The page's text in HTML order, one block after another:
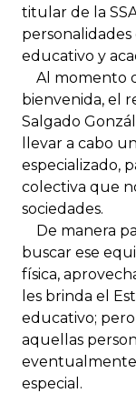
titular de la
educativo y
Al momento
bienvenida, el
Salgado
llevar a cabo
especializado,
colectiva que
sociedades.
De manera
buscar ese
física,
les brinda el
educativo;
aquellas
especial.